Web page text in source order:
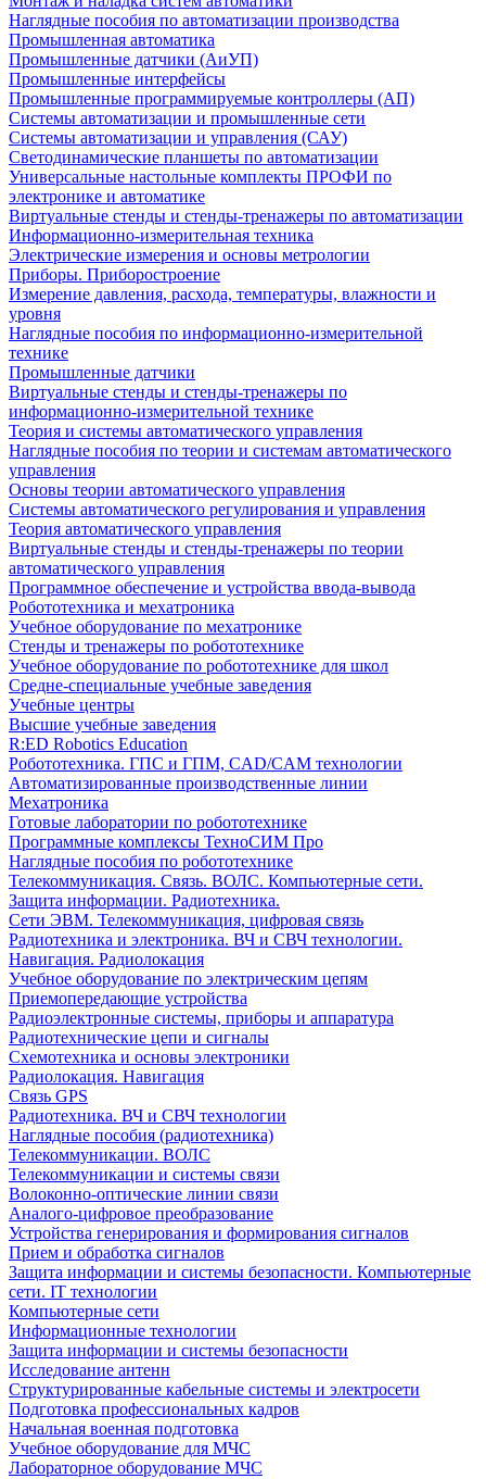
Наглядные пособия по автоматизации производства
Промышленная автоматика
Промышленные датчики (АиУП)
Промышленные интерфейсы
Промышленные программируемые контроллеры (АП)
Системы автоматизации и промышленные сети
Системы автоматизации и управления (САУ)
Светодинамические планшеты по автоматизации
Универсальные настольные комплекты ПРОФИ по
электронике и автоматике
Виртуальные стенды и стенды-тренажеры по автоматизации
Информационно-измерительная техника
Электрические измерения и основы метрологии
Приборы. Приборостроение
Измерение давления, расхода, температуры, влажности и
уровня
Наглядные пособия по информационно-измерительной
технике
Промышленные датчики
Виртуальные стенды и стенды-тренажеры по
информационно-измерительной технике
Теория и системы автоматического управления
Наглядные пособия по теории и системам автоматического
управления
Основы теории автоматического управления
Системы автоматического регулирования и управления
Теория автоматического управления
Виртуальные стенды и стенды-тренажеры по теории
автоматического управления
Программное обеспечение и устройства ввода-вывода
Робототехника и мехатроника
Учебное оборудование по мехатронике
Стенды и тренажеры по робототехнике
Учебное оборудование по робототехнике для школ
Средне-специальные учебные заведения
Учебные центры
Высшие учебные заведения
R:ED Robotics Education
Робототехника. ГПС и ГПМ, CAD/CAM технологии
Автоматизированные производственные линии
Мехатроника
Готовые лаборатории по робототехнике
Программные комплексы ТехноСИМ Про
Наглядные пособия по робототехнике
Телекоммуникация. Связь. ВОЛС. Компьютерные сети.
Защита информации. Радиотехника.
Сети ЭВМ. Телекоммуникация, цифровая связь
Радиотехника и электроника. ВЧ и СВЧ технологии.
Навигация. Радиолокация
Учебное оборудование по электрическим цепям
Приемопередающие устройства
Радиоэлектронные системы, приборы и аппаратура
Радиотехнические цепи и сигналы
Схемотехника и основы электроники
Радиолокация. Навигация
Связь GPS
Радиотехника. ВЧ и СВЧ технологии
Наглядные пособия (радиотехника)
Телекоммуникации. ВОЛС
Телекоммуникации и системы связи
Волоконно-оптические линии связи
Аналого-цифровое преобразование
Устройства генерирования и формирования сигналов
Прием и обработка сигналов
Защита информации и системы безопасности. Компьютерные
сети. IT технологии
Компьютерные сети
Информационные технологии
Защита информации и системы безопасности
Исследование антенн
Структурированные кабельные системы и электросети
Подготовка профессиональных кадров
Начальная военная подготовка
Учебное оборудование для МЧС
Лабораторное оборудование МЧС